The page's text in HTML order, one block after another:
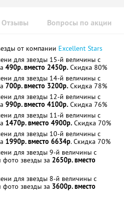
Отзывы Вопросы по акции
от компании Excellent Stars
для звезды 15-й величины с
490р. вместо 2450р. Скидка 80%
для звезды 14-й величины с
700р. вместо 3200р. Скидка 78%
для звезды 12-й величины с
990р. вместо 4100р. Скидка 76%
для звезды 11-й величины с
1470р. вместо 4900р. Скидка 70%
для звезды 10-й величины с
1990р. вместо 6634р. Скидка 70%
для звезды 9-й величины с
фото звезды за 2650р. вместо
для звезды 8-й величины с
фото звезды за 3600р. вместо